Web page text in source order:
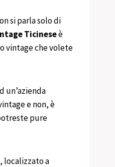
si parla solo di
Ticineseè
vintage che volete
un’azienda
e non, è
pure
localizzato a